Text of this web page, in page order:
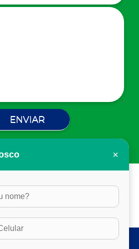
DE ATENDIMENTO:
17H30, EM DIAS ÚTEIS
×